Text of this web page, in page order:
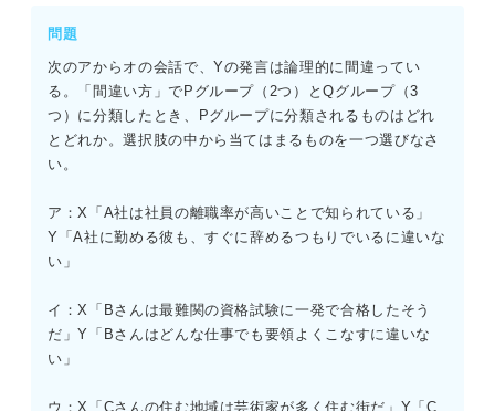
問題
次のアからオの会話で、Yの発言は論理的に間違ってい
る。「間違い方」でPグループ（2つ）とQグループ（3
つ）に分類したとき、Pグループに分類されるものはどれ
とどれか。選択肢の中から当てはまるものを一つ選びなさ
い。
ア：X「A社は社員の離職率が高いことで知られている」
Y「A社に勤める彼も、すぐに辞めるつもりでいるに違いな
い」
イ：X「Bさんは最難関の資格試験に一発で合格したそう
だ」Y「Bさんはどんな仕事でも要領よくこなすに違いな
い」
ウ：X「Cさんの住む地域は芸術家が多く住む街だ」Y「C